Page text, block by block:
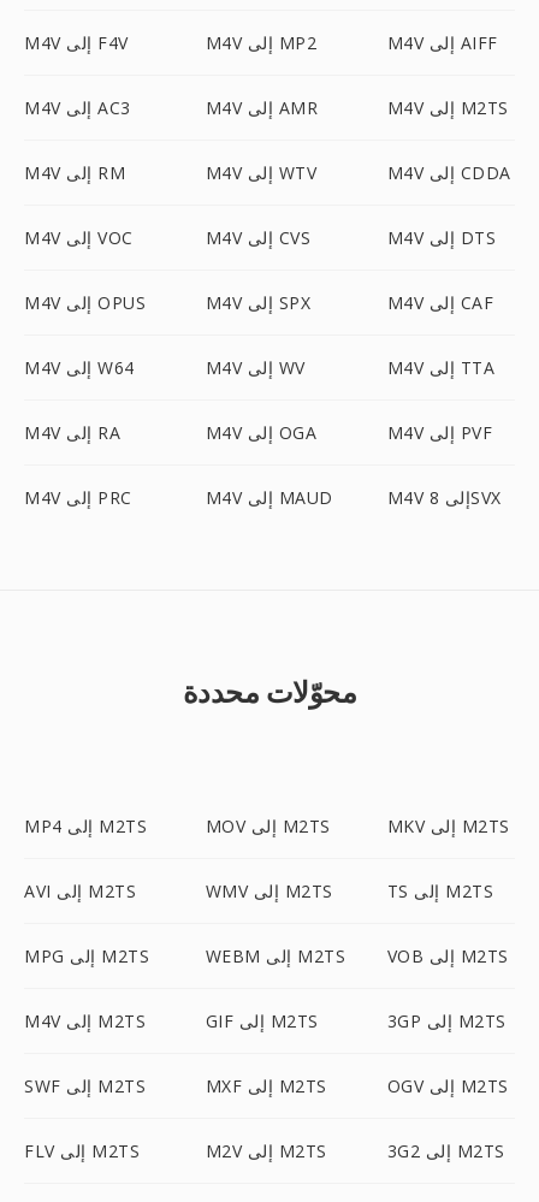
M4V إلى F4V M4V إلى MP2 M4V إلى AIFF
M4V إلى AC3 M4V إلى AMR M4V إلى M2TS
M4V إلى RM M4V إلى WTV M4V إلى CDDA
M4V إلى VOC M4V إلى CVS M4V إلى DTS
M4V إلى OPUS M4V إلى SPX M4V إلى CAF
M4V إلى W64 M4V إلى WV M4V إلى TTA
M4V إلى RA M4V إلى OGA M4V إلى PVF
M4V إلى PRC M4V إلى MAUD M4V إلى 8SVX
محوّلات محددة
MP4 إلى M2TS MOV إلى M2TS MKV إلى M2TS
AVI إلى M2TS WMV إلى M2TS TS إلى M2TS
MPG إلى M2TS WEBM إلى M2TS VOB إلى M2TS
M4V إلى M2TS GIF إلى M2TS 3GP إلى M2TS
SWF إلى M2TS MXF إلى M2TS OGV إلى M2TS
FLV إلى M2TS M2V إلى M2TS 3G2 إلى M2TS